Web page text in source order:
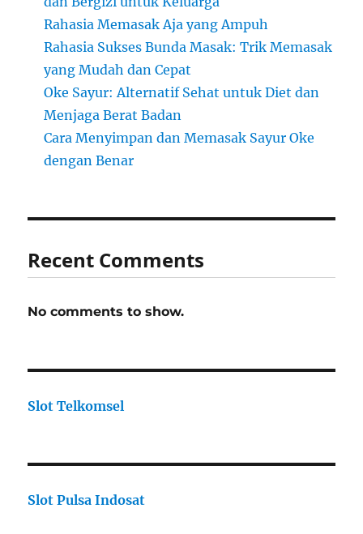
Rahasia Memasak Aja yang Ampuh
Rahasia Sukses Bunda Masak: Trik Memasak
yang Mudah dan Cepat
Oke Sayur: Alternatif Sehat untuk Diet dan
Menjaga Berat Badan
Cara Menyimpan dan Memasak Sayur Oke
dengan Benar
Recent Comments
No comments to show.
Slot Telkomsel
Slot Pulsa Indosat